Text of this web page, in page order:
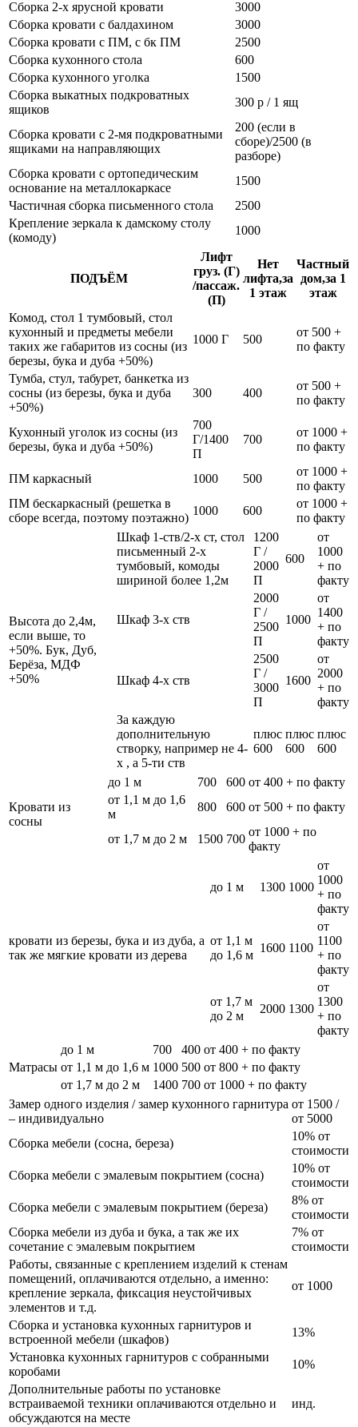
Сборка 2-х ярусной кровати
3000
Сборка кровати с балдахином
3000
Сборка кровати с ПМ, с бк ПМ
2500
Сборка кухонного стола
600
Сборка кухонного уголка
1500
Сборка выкатных подкроватных
ящиков
300 р / 1 ящ
Сборка кровати с 2-мя подкроватными
ящиками на направляющих
200 (если в
сборе)/2500 (в
разборе)
Сборка кровати с ортопедическим
основание на металлокаркасе
1500
Частичная сборка письменного стола
2500
Крепление зеркала к дамскому столу
(комоду)
1000
ПОДЪЁМ
Лифт
груз. (Г)
/пассаж.
(П)
Нет
лифта,за
1 этаж
Частный
дом,за 1
этаж
Комод, стол 1 тумбовый, стол
кухонный и предметы мебели
таких же габаритов из сосны (из
березы, бука и дуба +50%)
1000 Г 500
от 500 +
по факту
Тумба, стул, табурет, банкетка из
сосны (из березы, бука и дуба
+50%)
300 400
от 500 +
по факту
Кухонный уголок из сосны (из
березы, бука и дуба +50%)
700
Г/1400
П
700
от 1000 +
по факту
ПМ каркасный 1000 500
от 1000 +
по факту
ПМ бескаркасный (решетка в
сборе всегда, поэтому поэтажно)
1000 600
от 1000 +
по факту
Высота до 2,4м,
если выше, то
+50%. Бук, Дуб,
Берёза, МДФ
+50%
Шкаф 1-ств/2-х ст, стол
письменный 2-х
тумбовый, комоды
шириной более 1,2м
1200
Г /
2000
П
600
от
1000
+ по
факту
Шкаф 3-х ств
2000
Г /
2500
П
1000
от
1400
+ по
факту
Шкаф 4-х ств
2500
Г /
3000
П
1600
от
2000
+ по
факту
За каждую
дополнительную
створку, например не 4-
х , а 5-ти ств
плюс
600
плюс
600
плюс
600
Кровати из
сосны
до 1 м 700 600 от 400 + по факту
от 1,1 м до 1,6
м
800 600 от 500 + по факту
от 1,7 м до 2 м 1500 700
от 1000 + по
факту
кровати из березы, бука и из дуба, а
так же мягкие кровати из дерева
до 1 м 1300 1000
от
1000
+ по
факту
от 1,1 м
до 1,6 м
1600 1100
от
1100
+ по
факту
от 1,7 м
до 2 м
2000 1300
от
1300
+ по
факту
Матрасы
до 1 м 700 400 от 400 + по факту
от 1,1 м до 1,6 м 1000 500 от 800 + по факту
от 1,7 м до 2 м
1400 700 от 1000 + по факту
Замер одного изделия / замер кухонного гарнитура
– индивидуально
от 1500 /
от 5000
Сборка мебели (сосна, береза)
10% от
стоимости
Сборка мебели с эмалевым покрытием (сосна)
10% от
стоимости
Сборка мебели с эмалевым покрытием (береза)
8% от
стоимости
Сборка мебели из дуба и бука, а так же их
сочетание с эмалевым покрытием
7% от
стоимости
Работы, связанные с креплением изделий к стенам
помещений, оплачиваются отдельно, а именно:
крепление зеркала, фиксация неустойчивых
элементов и т.д.
от 1000
Сборка и установка кухонных гарнитуров и
встроенной мебели (шкафов)
13%
Установка кухонных гарнитуров с собранными
коробами
10%
Дополнительные работы по установке
встраиваемой техники оплачиваются отдельно и
обсуждаются на месте
инд.